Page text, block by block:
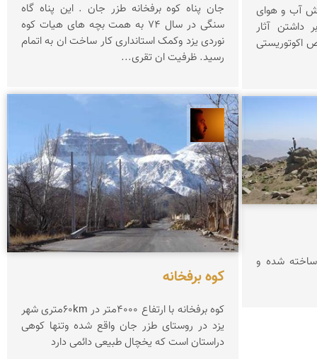
آب و هوای
داشتن آثار
اکوتوریستی
ساخته شده و
جان پناه کوه برفخانه طزر جان . این پناه گاه
سنگی در سال 74 به همت بچه های هیات کوه
نوردی یزد وکمک استانداری کار ساخت ان به اتمام
رسید. ظرفیت ان تقری...
کوه برفخانه
کوه برفخانه با ارتفاع 4000متر در 60kmمتری شهر
یزد در روستای طزر جان واقع شده وتنها کوهی
دراستان است که یخچال طبیعی دائمی دارد